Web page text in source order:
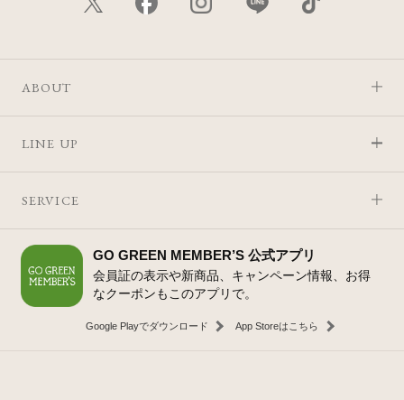
ABOUT
LINE UP
SERVICE
GO GREEN MEMBER’S 公式アプリ
会員証の表示や新商品、キャンペーン情報、お得
なクーポンもこのアプリで。
Google Playでダウンロード App Storeはこちら